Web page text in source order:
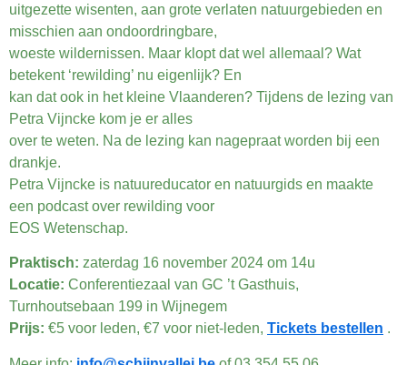
uitgezette wisenten, aan grote verlaten natuurgebieden en
misschien aan ondoordringbare,
woeste wildernissen. Maar klopt dat wel allemaal? Wat
betekent ‘rewilding’ nu eigenlijk? En
kan dat ook in het kleine Vlaanderen? Tijdens de lezing van
Petra Vijncke kom je er alles
over te weten. Na de lezing kan nagepraat worden bij een
drankje.
Petra Vijncke is natuureducator en natuurgids en maakte
een podcast over rewilding voor
EOS Wetenschap.
Praktisch: zaterdag 16 november 2024 om 14u
Locatie: Conferentiezaal van GC ’t Gasthuis,
Turnhoutsebaan 199 in Wijnegem
Prijs: €5 voor leden, €7 voor niet-leden, Tickets bestellen .